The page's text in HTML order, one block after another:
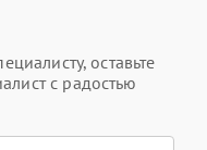
оставьте
с радостью